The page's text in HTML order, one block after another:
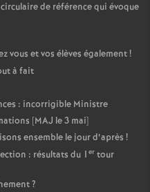
de référence qui évoque
vous et vos élèves également!
à fait
: incorrigible Ministre
[MAJ le 3 mai]
ensemble le jour d’après !
: résultats du 1 er tour
?